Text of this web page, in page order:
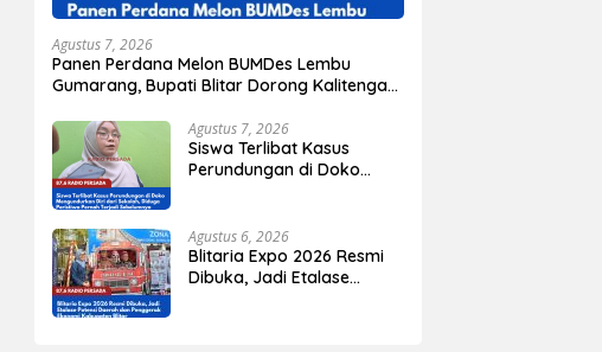
Agustus 7, 2026
Panen Perdana Melon BUMDes Lembu
Gumarang, Bupati Blitar Dorong Kalitengah
Agustus 7, 2026
Siswa Terlibat Kasus
Perundungan di Doko
Pernah Terjadi
Sebelumnya
Agustus 6, 2026
Blitaria Expo 2026 Resmi
Dibuka, Jadi Etalase